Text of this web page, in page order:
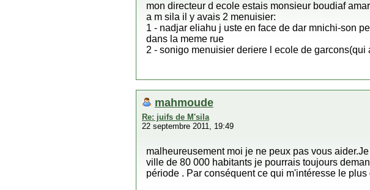
mon directeur d ecole estais monsieur boudiaf
a m sila il y avais 2 menuisier:
1 - nadjar eliahu j uste en face de dar mnichi-son
dans la meme rue
2 - sonigo menuisier deriere l ecole de garcons(qui
mahmoude
Re: juifs de M'sila
22 septembre 2011, 19:49
malheureusement moi je ne peux pas vous
ville de 80 000 habitants je pourrais toujours
période . Par conséquent ce qui m'intéresse le